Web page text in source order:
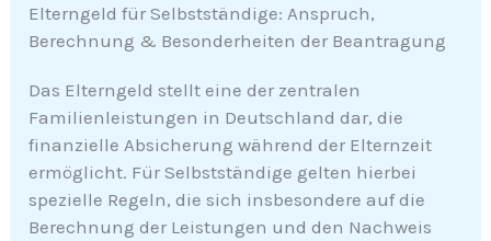
Elterngeld für Selbstständige: Anspruch,
Berechnung & Besonderheiten der Beantragung
Das Elterngeld stellt eine der zentralen
Familienleistungen in Deutschland dar, die
finanzielle Absicherung während der Elternzeit
ermöglicht. Für Selbstständige gelten hierbei
spezielle Regeln, die sich insbesondere auf die
Berechnung der Leistungen und den Nachweis